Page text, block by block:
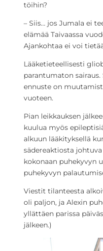
töihin?
– Siis… jos Jumala ei
elämää Taivaassa
Ajankohtaa ei voi
Lääketieteellisesti
parantumaton
ennuste on
vuoteen.
Pian leikkauksen
kuulua myös
alkuun lääkityksellä
sädereaktiosta
kokonaan puhekyvyn
puhekyvyn
Viestit tilanteesta
oli paljon, ja Alexin
yllättäen parissa
jälkeen.)